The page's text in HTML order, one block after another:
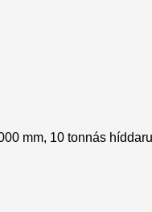
mm, 10 tonnás